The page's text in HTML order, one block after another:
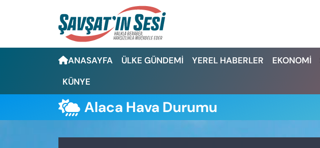
ANASAYFA ÜLKE GÜNDEMİ YEREL HABERLER EKONOMİ
KÜNYE
Alaca Hava Durumu
Artvin Nöbetçi Eczaneler
Artvin Hava Durumu
Artvin Trafik Yoğunluk Haritası